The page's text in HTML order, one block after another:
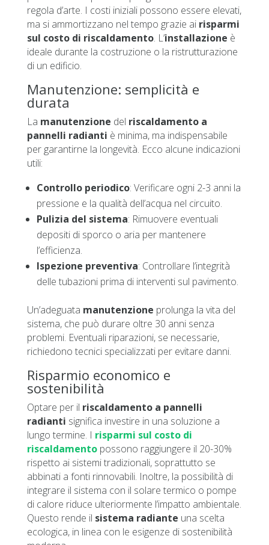
regola d’arte. I costi iniziali possono essere elevati,
ma si ammortizzano nel tempo grazie ai risparmi
sul costo di riscaldamento. L’installazione è
ideale durante la costruzione o la ristrutturazione
di un edificio.
Manutenzione: semplicità e
durata
La manutenzione del riscaldamento a
pannelli radianti è minima, ma indispensabile
per garantirne la longevità. Ecco alcune indicazioni
utili:
Controllo periodico: Verificare ogni 2-3 anni la
pressione e la qualità dell’acqua nel circuito.
Pulizia del sistema: Rimuovere eventuali
depositi di sporco o aria per mantenere
l’efficienza.
Ispezione preventiva: Controllare l’integrità
delle tubazioni prima di interventi sul pavimento.
Un’adeguata manutenzione prolunga la vita del
sistema, che può durare oltre 30 anni senza
problemi. Eventuali riparazioni, se necessarie,
richiedono tecnici specializzati per evitare danni.
Risparmio economico e
sostenibilità
Optare per il riscaldamento a pannelli
radianti significa investire in una soluzione a
lungo termine. I risparmi sul costo di
riscaldamentopossono raggiungere il 20-30%
rispetto ai sistemi tradizionali, soprattutto se
abbinati a fonti rinnovabili. Inoltre, la possibilità di
integrare il sistema con il solare termico o pompe
di calore riduce ulteriormente l’impatto ambientale.
Questo rende il sistema radiante una scelta
ecologica, in linea con le esigenze di sostenibilità